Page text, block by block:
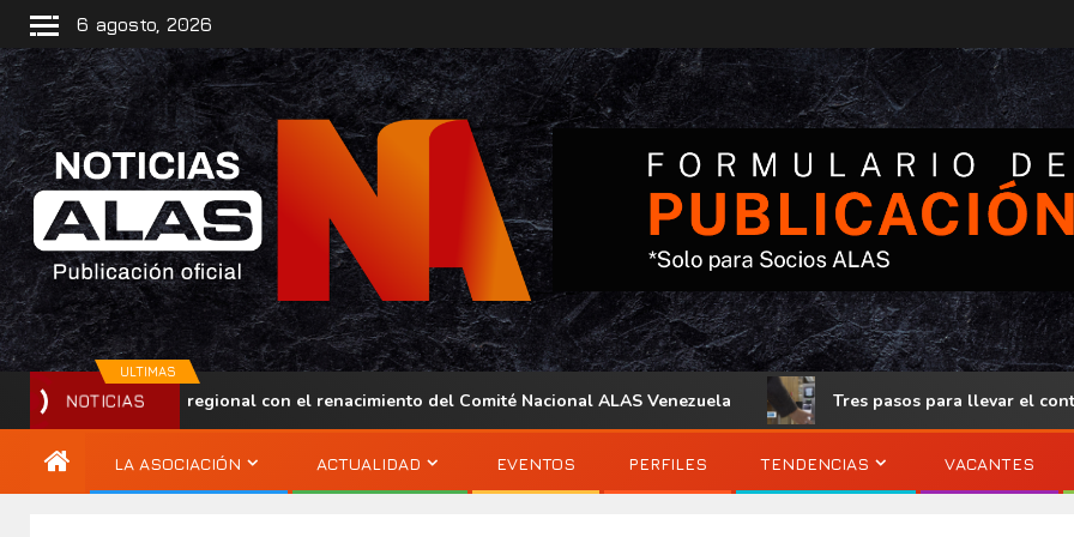
6 agosto, 2026
ULTIMAS
NOTICIAS
su presencia regional con el renacimiento del Comité Nacional ALAS Venezuela Tres pasos para llevar el control
LA ASOCIACIÓN ACTUALIDAD EVENTOS PERFILES TENDENCIAS VACANTES